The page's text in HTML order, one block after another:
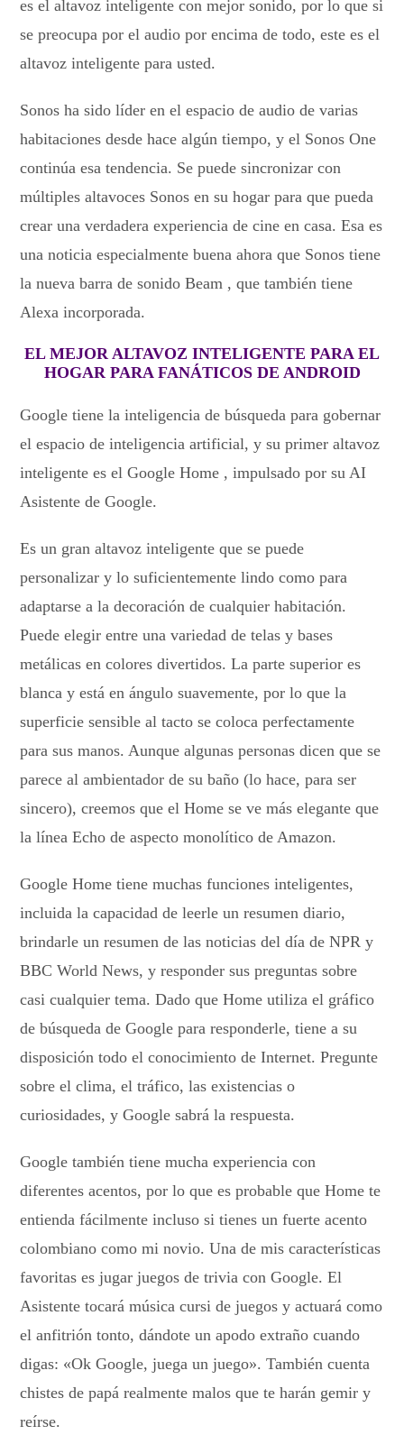
es el altavoz inteligente con mejor sonido, por lo que si
se preocupa por el audio por encima de todo, este es el
altavoz inteligente para usted.
Sonos ha sido líder en el espacio de audio de varias
habitaciones desde hace algún tiempo, y el Sonos One
continúa esa tendencia. Se puede sincronizar con
múltiples altavoces Sonos en su hogar para que pueda
crear una verdadera experiencia de cine en casa. Esa es
una noticia especialmente buena ahora que Sonos tiene
la nueva barra de sonido Beam , que también tiene
Alexa incorporada.
EL MEJOR ALTAVOZ INTELIGENTE PARA EL
HOGAR PARA FANÁTICOS DE ANDROID
Google tiene la inteligencia de búsqueda para gobernar
el espacio de inteligencia artificial, y su primer altavoz
inteligente es el Google Home , impulsado por su AI
Asistente de Google.
Es un gran altavoz inteligente que se puede
personalizar y lo suficientemente lindo como para
adaptarse a la decoración de cualquier habitación.
Puede elegir entre una variedad de telas y bases
metálicas en colores divertidos. La parte superior es
blanca y está en ángulo suavemente, por lo que la
superficie sensible al tacto se coloca perfectamente
para sus manos. Aunque algunas personas dicen que se
parece al ambientador de su baño (lo hace, para ser
sincero), creemos que el Home se ve más elegante que
la línea Echo de aspecto monolítico de Amazon.
Google Home tiene muchas funciones inteligentes,
incluida la capacidad de leerle un resumen diario,
brindarle un resumen de las noticias del día de NPR y
BBC World News, y responder sus preguntas sobre
casi cualquier tema. Dado que Home utiliza el gráfico
de búsqueda de Google para responderle, tiene a su
disposición todo el conocimiento de Internet. Pregunte
sobre el clima, el tráfico, las existencias o
curiosidades, y Google sabrá la respuesta.
Google también tiene mucha experiencia con
diferentes acentos, por lo que es probable que Home te
entienda fácilmente incluso si tienes un fuerte acento
colombiano como mi novio. Una de mis características
favoritas es jugar juegos de trivia con Google. El
Asistente tocará música cursi de juegos y actuará como
el anfitrión tonto, dándote un apodo extraño cuando
digas: «Ok Google, juega un juego». También cuenta
chistes de papá realmente malos que te harán gemir y
reírse.